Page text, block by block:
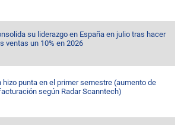
su liderazgo en España en julio tras hacer
ventas un 10% en 2026
hizo punta en el primer semestre (aumento de
según Radar Scanntech)